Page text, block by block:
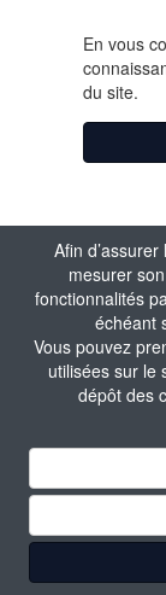
Afin
mesurer
fonctionnalités
échéant
Vous pouvez
utilisées sur le
dépôt des
En vous
du site.